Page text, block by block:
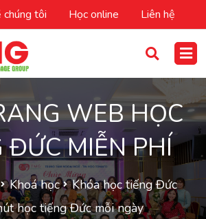
chúng tôi Học online Liên hệ
WEB HỌC
ĐỨC MIỄN PHÍ
Khoá học
Khóa học tiếng Đức
học tiếng Đức mỗi ngày